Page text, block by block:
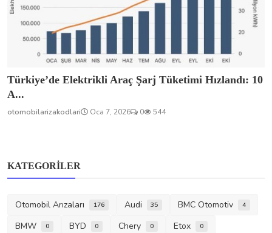
Türkiye’de Elektrikli Araç Şarj Tüketimi Hızlandı: 10
A...
otomobilarizakodlari Oca 7, 2026 0 544
KATEGORILER
Otomobil Arızaları 176 Audi 35 BMC Otomotiv 4
BMW 0 BYD 0 Chery 0 Etox 0